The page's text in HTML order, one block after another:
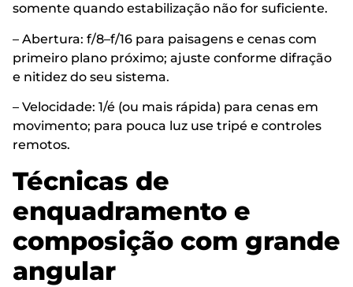
somente quando estabilização não for suficiente.
– Abertura: f/8–f/16 para paisagens e cenas com
primeiro plano próximo; ajuste conforme difração
e nitidez do seu sistema.
– Velocidade: 1/é (ou mais rápida) para cenas em
movimento; para pouca luz use tripé e controles
remotos.
Técnicas de
enquadramento e
composição com grande
angular